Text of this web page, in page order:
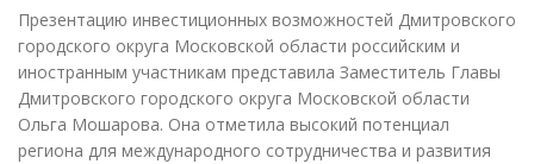
Презентацию инвестиционных возможностей Дмитровского
городского округа Московской области российским и
иностранным участникам представила Заместитель Главы
Дмитровского городского округа Московской области
Ольга Мошарова. Она отметила высокий потенциал
региона для международного сотрудничества и развития